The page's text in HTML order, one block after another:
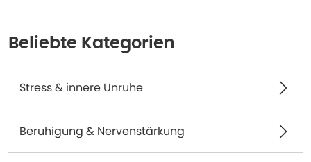
Beliebte Kategorien
Stress & innere Unruhe
Beruhigung & Nervenstärkung